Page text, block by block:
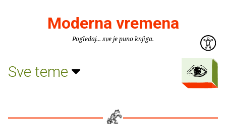
Moderna vremena
Pogledaj... sve je puno knjiga.
Sve teme